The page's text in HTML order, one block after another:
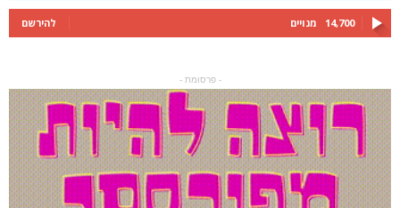
14,700 מנויים להירשם
- פרסומת -